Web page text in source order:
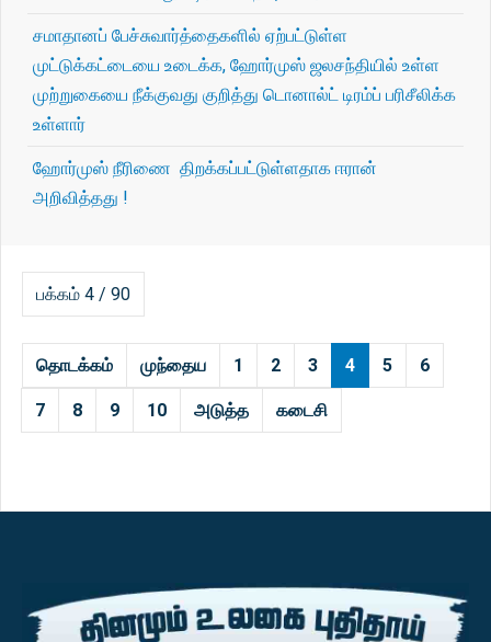
சமாதானப் பேச்சுவார்த்தைகளில் ஏற்பட்டுள்ள
முட்டுக்கட்டையை உடைக்க, ஹோர்முஸ் ஜலசந்தியில் உள்ள
முற்றுகையை நீக்குவது குறித்து டொனால்ட் டிரம்ப் பரிசீலிக்க
உள்ளார்
ஹோர்முஸ் நீரிணை திறக்கப்பட்டுள்ளதாக ஈரான்
அறிவித்தது !
பக்கம் 4 / 90
தொடக்கம் முந்தைய 1 2 3 4 5 6
7 8 9 10 அடுத்த கடைசி